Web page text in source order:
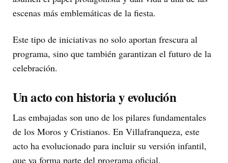
escenas más emblemáticas de la fiesta.
Este tipo de iniciativas no solo aportan frescura al
programa, sino que también garantizan el futuro de la
celebración.
Un acto con historia y evolución
Las embajadas son uno de los pilares fundamentales
de los Moros y Cristianos. En Villafranqueza, este
acto ha evolucionado para incluir su versión infantil,
que ya forma parte del programa oficial.